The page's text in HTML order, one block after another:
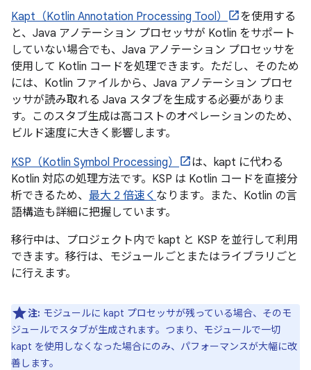
Kapt（Kotlin Annotation Processing Tool）
を使用する
と、Java アノテーション プロセッサが Kotlin をサポート
していない場合でも、Java アノテーション プロセッサを
使用して Kotlin コードを処理できます。ただし、そのため
には、Kotlin ファイルから、Java アノテーション プロセ
ッサが読み取れる Java スタブを生成する必要がありま
す。このスタブ生成は高コストのオペレーションのため、
ビルド速度に大きく影響します。
KSP（Kotlin Symbol Processing）
は、kapt に代わる
Kotlin 対応の処理方法です。KSP は Kotlin コードを直接分
析できるため、 最大 2 倍速く なります。また、Kotlin の言
語構造も詳細に把握しています。
移行中は、プロジェクト内で kapt と KSP を並行して利用
できます。移行は、モジュールごとまたはライブラリごと
に行えます。
注: モジュールに kapt プロセッサが残っている場合、そのモ
ジュールでスタブが生成されます。つまり、モジュールで一切
kapt を使用しなくなった場合にのみ、パフォーマンスが大幅に改
善します。